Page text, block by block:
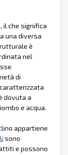
il che significa
una diversa
è
nel
di
dovuta a
e acqua.
appartiene
sono
e possono